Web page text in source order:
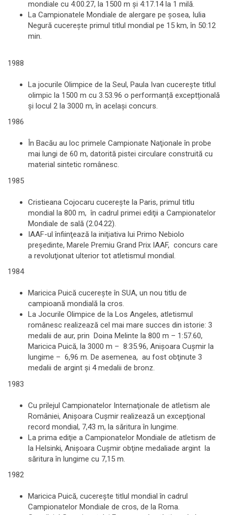
mondiale cu 4:00.27, la 1500 m şi 4:17.14 la 1 milă.
La Campionatele Mondiale de alergare pe şosea, Iulia
Negură cucereşte primul titlul mondial pe 15 km, în 50:12
min.
1988
La jocurile Olimpice de la Seul, Paula Ivan cucereşte titlul
olimpic la 1500 m cu 3.53.96 o performanță exceptțională
și locul 2 la 3000 m, în același concurs.
1986
În Bacău au loc primele Campionate Naţionale în probe
mai lungi de 60 m, datorită pistei circulare construită cu
material sintetic românesc.
1985
Cristieana Cojocaru cucereşte la Paris, primul titlu
mondial la 800 m, în cadrul primei ediţii a Campionatelor
Mondiale de sală (2.04.22).
IAAF-ul înfiinţează la iniţiativa lui Primo Nebiolo
preşedinte, Marele Premiu Grand Prix IAAF, concurs care
a revoluţionat ulterior tot atletismul mondial.
1984
Maricica Puică cucereşte în SUA, un nou titlu de
campioană mondială la cros.
La Jocurile Olimpice de la Los Angeles, atletismul
românesc realizează cel mai mare succes din istorie: 3
medalii de aur, prin Doina Melinte la 800 m – 1:57.60,
Maricica Puică, la 3000 m – 8:35.96, Anişoara Cuşmir la
lungime – 6,96 m. De asemenea, au fost obţinute 3
medalii de argint şi 4 medalii de bronz.
1983
Cu prilejul Campionatelor Internaţionale de atletism ale
României, Anişoara Cuşmir realizează un excepţional
record mondial, 7,43 m, la săritura în lungime.
La prima ediţie a Campionatelor Mondiale de atletism de
la Helsinki, Anişoara Cuşmir obţine medaliade argint la
săritura în lungime cu 7,15 m.
1982
Maricica Puică, cucereşte titlul mondial în cadrul
Campionatelor Mondiale de cros, de la Roma.